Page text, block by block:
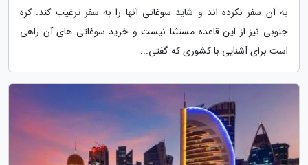
به آن سفر نکرده اند و شاید سوغاتی آنها را به سفر ترغیب کند. کره
جنوبی نیز از این قاعده مستثنا نیست و خرید سوغاتی های آن راهی
است برای آشنایی با کشوری که گفتی...